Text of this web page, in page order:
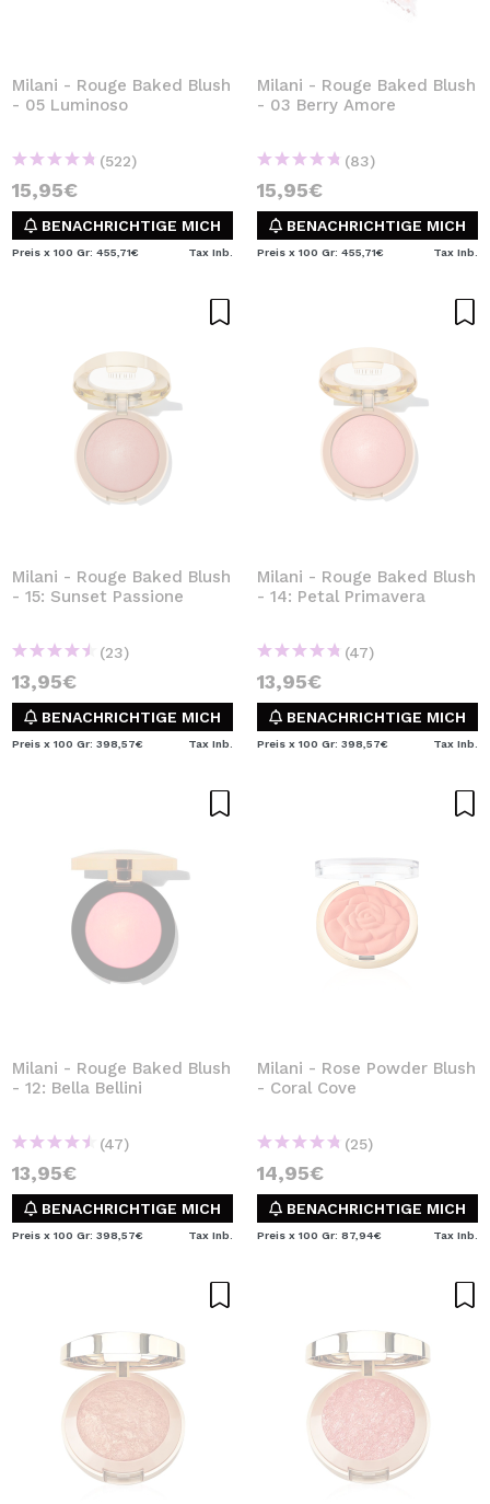
Milani - Rouge Baked Blush
- 05 Luminoso
(522)
15,95€
BENACHRICHTIGE MICH
Preis x 100 Gr: 455,71€ Tax Inb.
Milani - Rouge Baked Blush
- 03 Berry Amore
(83)
15,95€
BENACHRICHTIGE MICH
Preis x 100 Gr: 455,71€ Tax Inb.
Milani - Rouge Baked Blush
- 15: Sunset Passione
(23)
13,95€
BENACHRICHTIGE MICH
Preis x 100 Gr: 398,57€ Tax Inb.
Milani - Rouge Baked Blush
- 14: Petal Primavera
(47)
13,95€
BENACHRICHTIGE MICH
Preis x 100 Gr: 398,57€ Tax Inb.
Milani - Rouge Baked Blush
- 12: Bella Bellini
(47)
13,95€
BENACHRICHTIGE MICH
Preis x 100 Gr: 398,57€ Tax Inb.
Milani - Rose Powder Blush
- Coral Cove
(25)
14,95€
BENACHRICHTIGE MICH
Preis x 100 Gr: 87,94€ Tax Inb.